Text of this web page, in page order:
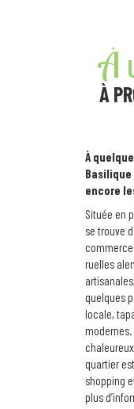
À
À
À
Basilique
encore
Située en
se trouve
ruelles
quelques
locale,
quartier
shopping
plus